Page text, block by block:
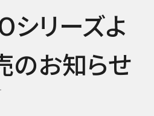
シリーズよ
のお知らせ